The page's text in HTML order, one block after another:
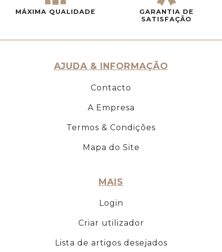
MÁXIMA QUALIDADE
GARANTIA DE
SATISFAÇÃO
AJUDA & INFORMAÇÃO
Contacto
A Empresa
Termos & Condições
Mapa do Site
MAIS
Login
Criar utilizador
Lista de artigos desejados